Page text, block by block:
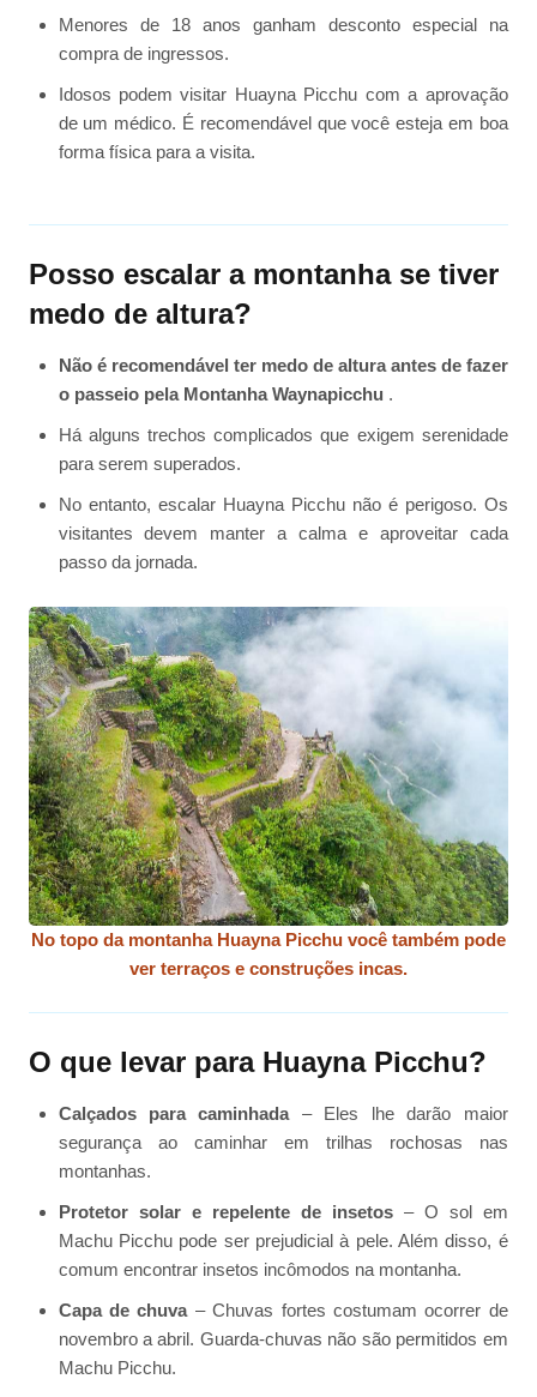
Menores de 18 anos ganham desconto especial na
compra de ingressos.
Idosos podem visitar Huayna Picchu com a aprovação
de um médico. É recomendável que você esteja em boa
forma física para a visita.
Posso escalar a montanha se tiver
medo de altura?
Não é recomendável ter medo de altura antes de fazer
o passeio pela Montanha Waynapicchu .
Há alguns trechos complicados que exigem serenidade
para serem superados.
No entanto, escalar Huayna Picchu não é perigoso. Os
visitantes devem manter a calma e aproveitar cada
passo da jornada.
No topo da montanha Huayna Picchu você também pode
ver terraços e construções incas.
O que levar para Huayna Picchu?
Calçados para caminhada– Eles lhe darão maior
segurança ao caminhar em trilhas rochosas nas
montanhas.
Protetor solar e repelente de insetos– O sol em
Machu Picchu pode ser prejudicial à pele. Além disso, é
comum encontrar insetos incômodos na montanha.
Capa de chuva– Chuvas fortes costumam ocorrer de
novembro a abril. Guarda-chuvas não são permitidos em
Machu Picchu.